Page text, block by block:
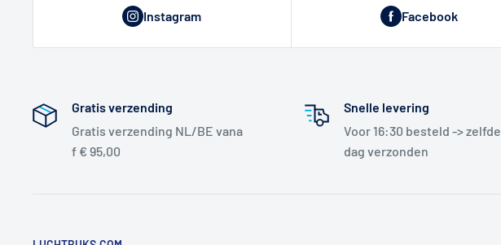
Instagram Facebook
Gratis verzending
Gratis verzending NL/BE vana
f € 95,00
Snelle levering
Voor 16:30 besteld -> zelfde
dag verzonden